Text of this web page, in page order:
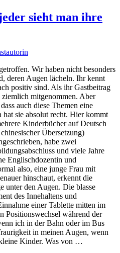
sieht man ihre
Wir haben nicht besonders
deren Augen lächeln. Ihr kennt
positiv sind. Als ihr Gastbeitrag
mitgenommen. Aber
auch diese Themen eine
sie absolut recht. Hier kommt
Kinderbücher auf Deutsch
Übersetzung)
habe zwei
und viele Jahre
Englischdozentin und
also, eine junge Frau mit
hinschaut, erkennt die
unter den Augen. Die blasse
des Innehaltens und
einer Tablette mitten im
Positionswechsel während der
ich in der Bahn oder im Bus
in meinen Augen, wenn
Kinder. Was von …